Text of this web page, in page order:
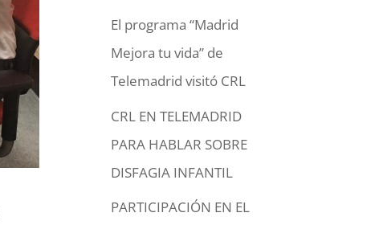
El programa “Madrid
Mejora tu vida” de
Telemadrid visitó CRL
CRL EN TELEMADRID
PARA HABLAR SOBRE
DISFAGIA INFANTIL
PARTICIPACIÓN EN EL